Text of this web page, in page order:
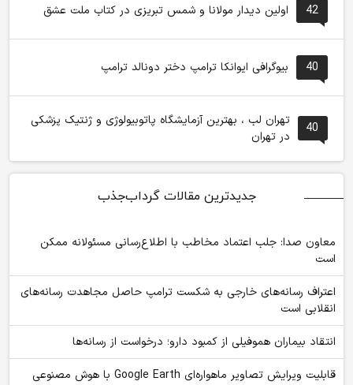
42 اولین دیدار مولانا و شمس تبریزی در کتاب ملت عشق
40 بیوگرافی ایوانکا ترامپ دختر دونالد ترامپ
40
تهران لب ، بهترین آزمایشگاه پاتوبیولوژی و ژنتیک پزشکی
در تهران
جدیدترین مقالات گرداب‌جذب
معاون صدا: جلب اعتماد مخاطب با اطلاع‌رسانی مسئولانه ممکن
است
اعتراف رسانه‌های خارجی به شکست ترامپ حاصل مجاهدت رسانه‌های
انقلابی است
انتقاد بیماران هموفیلی از کمبود دارو؛ درخواست از رسانه‌ها
قابلیت ویرایش تصاویر ماهواره‌ای Google Earth با هوش مصنوعی